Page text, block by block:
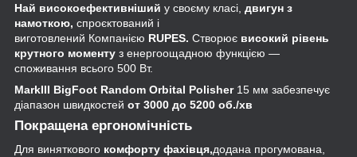
Най високоефективніший у своєму класі, двигун з
намоткою, спроєктований і
виготовлений Компанією RUPES. Створює високий рівень
крутного моменту з енергоощадною функцією —
споживання всього 500 Вт.
MarkIII BigFoot Random Orbital Polisher 15 мм забезпечує
діапазон швидкостей от 3000 до 5200 об./хв
Покращена ергономічність
Для виняткового комфорту фахівця,додана прогумована,